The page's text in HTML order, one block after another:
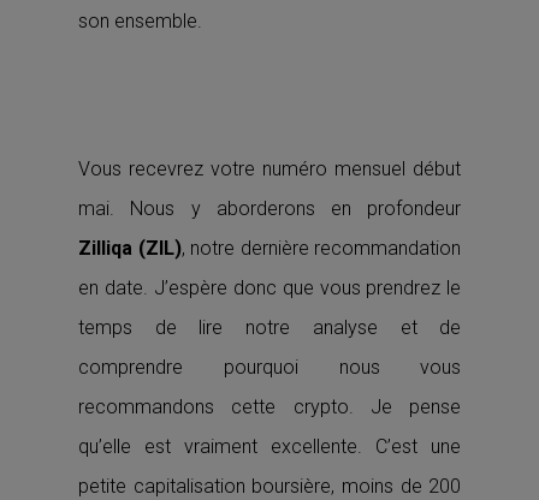
son ensemble.
Vous recevrez votre numéro mensuel début
mai. Nous y aborderons en profondeur
Zilliqa (ZIL), notre dernière recommandation
en date. J’espère donc que vous prendrez le
temps de lire notre analyse et de
comprendre pourquoi nous vous
recommandons cette crypto. Je pense
qu’elle est vraiment excellente. C’est une
petite capitalisation boursière, moins de 200